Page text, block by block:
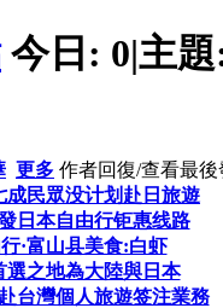
今日: 0|主
更多 作者回復/查看最後
成民眾没计划赴日旅遊
日本自由行钜惠线路
·富山县美食:白虾
選之地為大陸與日本
台灣個人旅遊签注業務